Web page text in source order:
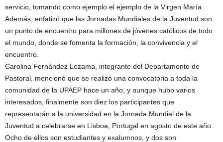
servicio, tomando como ejemplo el ejemplo de la Virgen María.
Además, enfatizó que las Jornadas Mundiales de la Juventud son
un punto de encuentro para millones de jóvenes católicos de todo
el mundo, donde se fomenta la formación, la convivencia y el
encuentro.
Carolina Fernández Lezama, integrante del Departamento de
Pastoral, mencionó que se realizó una convocatoria a toda la
comunidad de la UPAEP hace un año, y aunque hubo varios
interesados, finalmente son diez los participantes que
representarán a la universidad en la Jornada Mundial de la
Juventud a celebrarse en Lisboa, Portugal en agosto de este año.
Ocho de ellos son estudiantes y exalumnos, y dos son